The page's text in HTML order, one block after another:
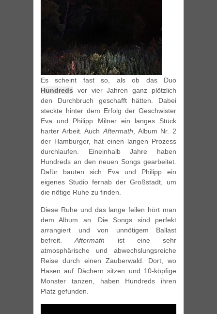
Es scheint fast so, als ob das Duo
Hundreds vor vier Jahren ganz plötzlich
den Durchbruch geschafft hätten. Dabei
steckte hinter dem Erfolg der Geschwister
Eva und Philipp Milner ein langes Stück
harter Arbeit. AuchAftermath, Album Nr. 2
der Hamburger, hat einen langen Prozess
durchlaufen. Eineinhalb Jahre haben
Hundreds an den neuen Songs gearbeitet.
Dafür bauten sich Eva und Philipp ein
eigenes Studio fernab der Großstadt, um
die nötige Ruhe zu finden.
Diese Ruhe und das lange feilen hört man
dem Album an. Die Songs sind perfekt
arrangiert und von unnötigem Ballast
befreit.Aftermath ist eine sehr
atmosphärische und abwechslungsreiche
Reise durch einen Zauberwald. Dort, wo
Hasen auf Dächern sitzen und 10-köpfige
Monster tanzen, haben Hundreds ihren
Platz gefunden.